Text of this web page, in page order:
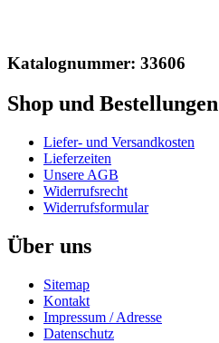
Katalognummer: 33606
Shop und Bestellungen
Liefer- und Versandkosten
Lieferzeiten
Unsere AGB
Widerrufsrecht
Widerrufsformular
Über uns
Sitemap
Kontakt
Impressum / Adresse
Datenschutz